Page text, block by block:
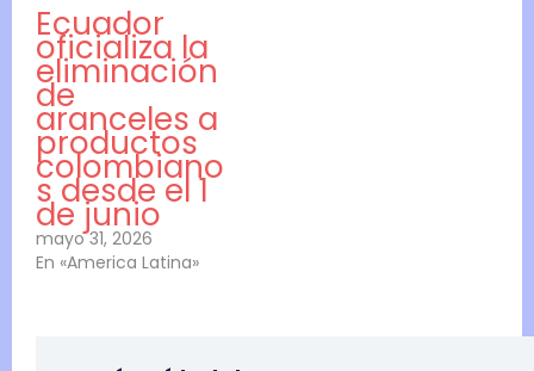
Ecuador
oficializa la
eliminación
de
aranceles a
productos
colombiano
s desde el 1
de junio
mayo 31, 2026
En «America Latina»